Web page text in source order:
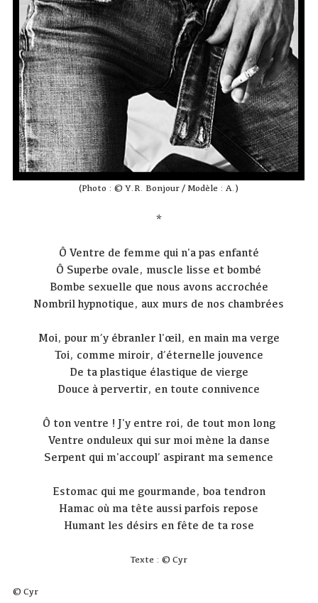
(Photo : © Y.R. Bonjour / Modèle : A.)
*
Ô Ventre de femme qui n'a pas enfanté
Ô Superbe ovale, muscle lisse et bombé
Bombe sexuelle que nous avons accrochée
Nombril hypnotique, aux murs de nos chambrées
Moi, pour m’y ébranler l'œil, en main ma verge
Toi, comme miroir, d’éternelle jouvence
De ta plastique élastique de vierge
Douce à pervertir, en toute connivence
Ô ton ventre ! J'y entre roi, de tout mon long
Ventre onduleux qui sur moi mène la danse
Serpent qui m'accoupl’ aspirant ma semence
Estomac qui me gourmande, boa tendron
Hamac où ma tête aussi parfois repose
Humant les désirs en fête de ta rose
Texte : © Cyr
© Cyr